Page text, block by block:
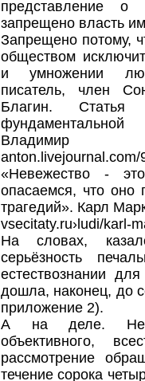
представление о
запрещено власть
Запрещено потому,
обществом
и умножении
писатель, член
Благин.
Владимир
anton.livejournal.com/
«Невежество -
опасаемся, что оно
трагедий». Карл
vsecitaty.ru›ludi/karl-
На словах,
серьёзность
естествознании
дошла, наконец, до
приложение 2).
А на деле. Не
объективного,
рассмотрение
течение сорока